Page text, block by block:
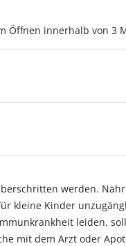
Öffnen innerhalb von 3
werden.
kleine Kinder
leiden,
mit dem Arzt oder